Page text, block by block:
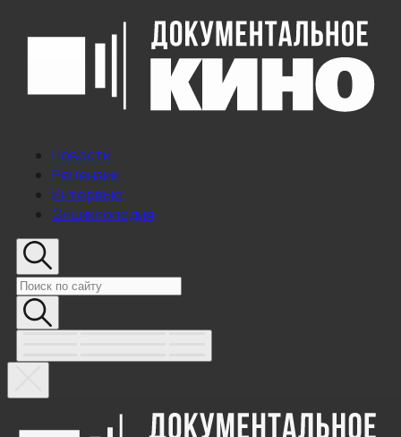
Новости
Рецензии
Интервью
Энциклопедия